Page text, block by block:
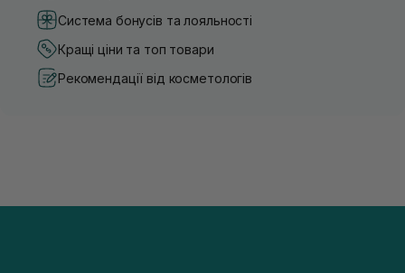
Система бонусів та лояльності
Кращі ціни та топ товари
Рекомендації від косметологів